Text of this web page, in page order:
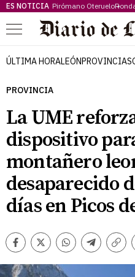
ES NOTICIA Pirómano Oteruelo
Menú
ÚLTIMA HORALEÓNPROVINCIA
PROVINCIA
La UME
dispositivo
montañero
desaparecido
días en Picos
Facebook
TwitterWhatsappTelegram
Comentarios